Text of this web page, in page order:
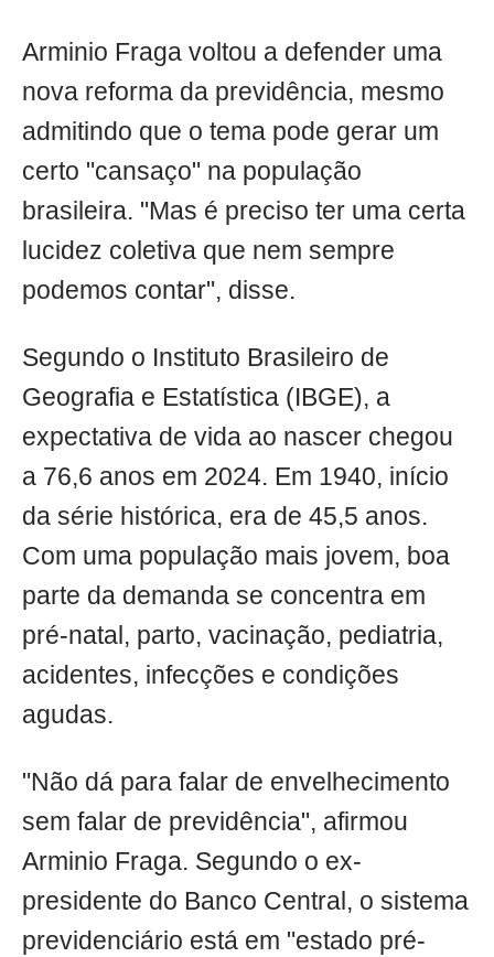
Arminio Fraga voltou a defender uma
nova reforma da previdência, mesmo
admitindo que o tema pode gerar um
certo "cansaço" na população
brasileira. "Mas é preciso ter uma certa
lucidez coletiva que nem sempre
podemos contar", disse.
Segundo o Instituto Brasileiro de
Geografia e Estatística (IBGE), a
expectativa de vida ao nascer chegou
a 76,6 anos em 2024. Em 1940, início
da série histórica, era de 45,5 anos.
Com uma população mais jovem, boa
parte da demanda se concentra em
pré-natal, parto, vacinação, pediatria,
acidentes, infecções e condições
agudas.
"Não dá para falar de envelhecimento
sem falar de previdência", afirmou
Arminio Fraga. Segundo o ex-
presidente do Banco Central, o sistema
previdenciário está em "estado pré-